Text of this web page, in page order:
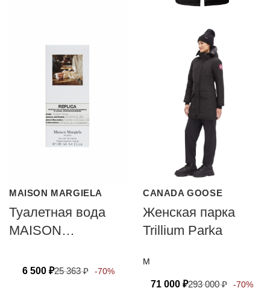
MAISON MARGIELA
Туалетная вода
MAISON
COFFEE BREAK
6 500 ₽25 363₽ -70%
CANADA GOOSE
Женская парка
Trillium Parka
M
71 000 ₽293 000₽ -70%